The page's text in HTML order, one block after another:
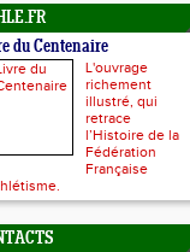
du Centenaire
L'ouvrage
richement
illustré, qui
retrace
l’Histoire de la
Fédération
Française